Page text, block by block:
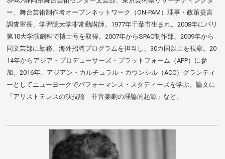
ー、舞台芸術制作者オープンネットワーク（ON-PAM）理事・政策提言
調査室長、学習院大学非常勤講師。1977年千葉市生まれ。2008年にパリ
第10大学演劇科で博士号を取得。 2007年からSPAC制作部、2009年から
同文芸部に勤務。海外招聘プログラムを担当し、30カ国以上を視察。20
14年からアジア・プロデューサーズ・プラットフォーム（APP）に参
加。2016年、アジアン・カルチュラル・カウンシル（ACC）グランティ
ーとしてニューヨークでパフォーマンス・スタディーズを学ぶ。論文に
「アリストテレスの演技論 非音楽劇の理論的起源」など。